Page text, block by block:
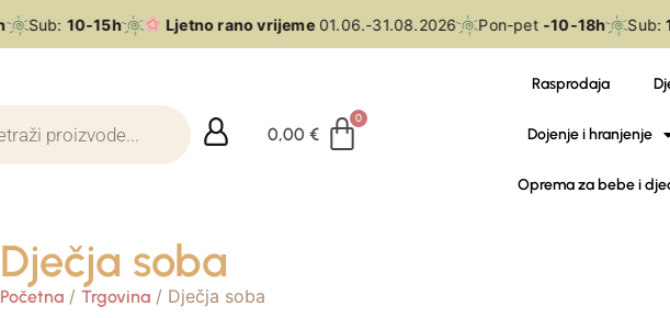
Sub:10-15h Ljetno rano vrijeme01.06.-31.08.2026 Pon-pet-10-18h Sub:
0,00€
Rasprodaja
Dojenje i hranjenje
Oprema za bebe i
Dječja soba
Početna/ Trgovina/ Dječja soba